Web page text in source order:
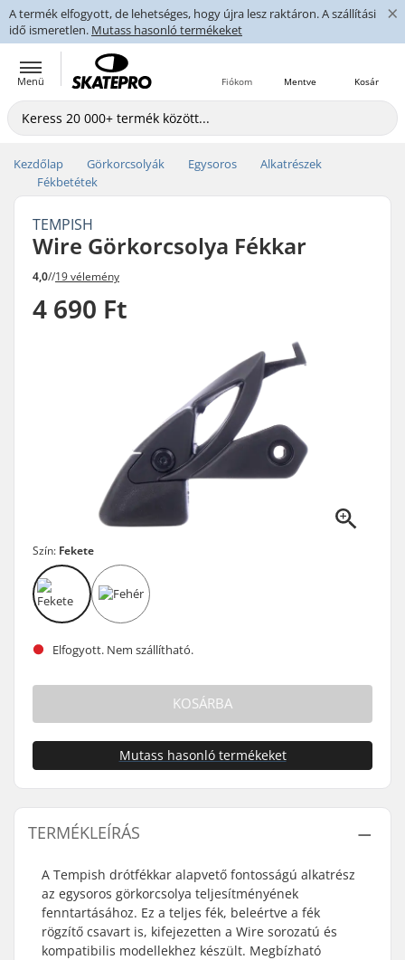
A termék elfogyott, de lehetséges, hogy újra lesz raktáron. A szállítási
idő ismeretlen. Mutass hasonló termékeket
×
Menü Kosár
Mentve
Fiókom
Kezdőlap Görkorcsolyák Egysoros
Alkatrészek
Fékbetétek
TEMPISH
Wire Görkorcsolya Fékkar
4,0//19 vélemény
4 690 Ft
Szín: Fekete
Elfogyott. Nem szállítható.
KOSÁRBA
Mutass hasonló termékeket
TERMÉKLEÍRÁS
A Tempish drótfékkar alapvető fontosságú alkatrész
az egysoros görkorcsolya teljesítményének
fenntartásához. Ez a teljes fék, beleértve a fék
rögzítő csavart is, kifejezetten a Wire sorozatú és
kompatibilis modellekhez készült. Megbízható